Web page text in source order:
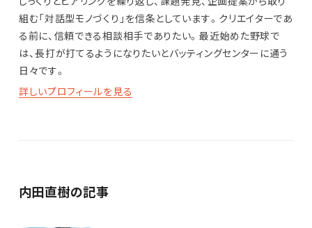
組む「対話型モノづくり」を信条としています。クリエイターであ
る前に、信頼できる相談相手でありたい。最近始めた野球で
は、長打が打てるようになりたいとバッティングセンターに通う
日々です。
詳しいプロフィールを見る
内田直樹の記事